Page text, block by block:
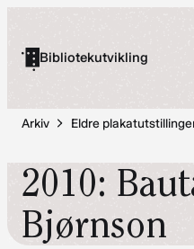
innholdBibliotekutvikling
Arkiv Eldre
2010:
Bjørnson